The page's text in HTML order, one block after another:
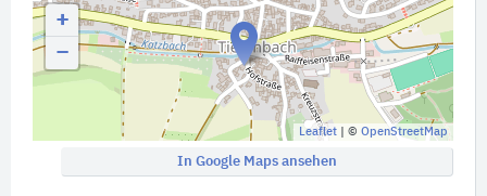
+
−
Leaflet | © OpenStreetMap
In Google Maps ansehen